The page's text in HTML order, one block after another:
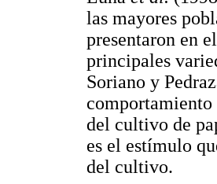
las mayores
presentaron en
principales
Soriano y
del cultivo de
es el estímulo
del cultivo.